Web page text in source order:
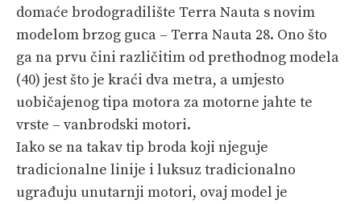
SHOP
domaće brodogradilište Terra Nauta s novim
modelom brzog guca – Terra Nauta 28. Ono što
ga na prvu čini različitim od prethodnog modela
(40) jest što je kraći dva metra, a umjesto
uobičajenog tipa motora za motorne jahte te
vrste – vanbrodski motori.
Iako se na takav tip broda koji njeguje
tradicionalne linije i luksuz tradicionalno
ugrađuju unutarnji motori, ovaj model je